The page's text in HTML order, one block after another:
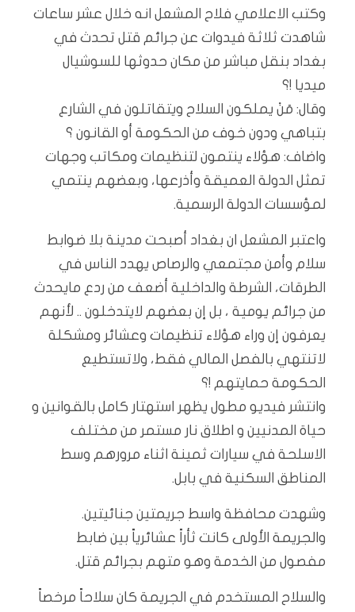
وكتب الاعلامي فلاح المشعل انه ‏خلال عشر ساعات
شاهدت ثلاثة فيدوات عن جرائم قتل تحدث في
بغداد بنقل مباشر من مكان حدوثها للسوشيال
ميديا !؟
وقال: مَنْ يملكون السلاح ويتقاتلون في الشارع
بتباهي ودون خوف من الحكومة أو القانون ؟
واضاف: هؤلاء ينتمون لتنظيمات ومكاتب وجهات
تمثل الدولة العميقة وأذرعها، وبعضهم ينتمي
لمؤسسات الدولة الرسمية.
واعتبر المشعل ان بغداد أصبحت مدينة بلا ضوابط
سلام وأمن مجتمعي والرصاص يهدد الناس في
الطرقات، الشرطة والداخلية أضعف من ردع مايحدث
من جرائم يومية ، بل إن بعضهم لايتدخلون .. لأنهم
يعرفون إن وراء هؤلاء تنظيمات وعشائر ومشكلة
لاتنتهي بالفصل المالي فقط، ولاتستطيع
الحكومة حمايتهم !؟
وانتشر فيديو مطول يظهر استهتار كامل بالقوانين و
حياة المدنيين و اطلاق نار مستمر من مختلف
الاسلحة في سيارات ثمينة اثناء مرورهم وسط
المناطق السكنية في بابل.
وشهدت محافظة واسط جريمتين جنائيتين.
والجريمة الأولى كانت ثأراً عشائرياً بين ضابط
مفصول من الخدمة وهو متهم بجرائم قتل.
والسلاح المستخدم في الجريمة كان سلاحاً مرخصاً